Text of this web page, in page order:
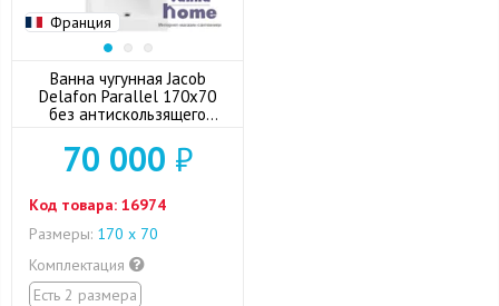
Франция
Ванна чугунная Jacob
Delafon Parallel 170x70
без антискользящего
70 000 ₽
Код товара: 16974
Размеры: 170 х 70
Комплектация
Есть 2 размера